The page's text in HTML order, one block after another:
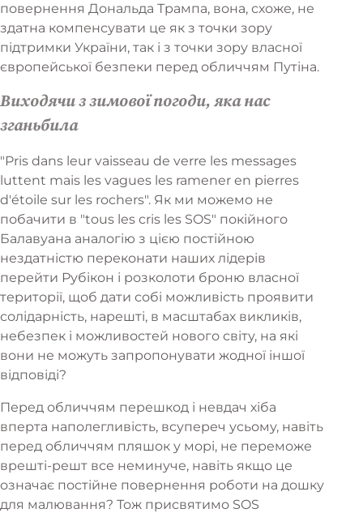
повернення Дональда Трампа, вона, схоже, не
здатна компенсувати це як з точки зору
підтримки України, так і з точки зору власної
європейської безпеки перед обличчям Путіна.
Виходячи з зимової погоди, яка нас
зганьбила
"Pris dans leur vaisseau de verre les messages
luttent mais les vagues les ramener en pierres
d'étoile sur les rochers". Як ми можемо не
побачити в "tous les cris les SOS" покійного
Балавуана аналогію з цією постійною
нездатністю переконати наших лідерів
перейти Рубікон і розколоти броню власної
території, щоб дати собі можливість проявити
солідарність, нарешті, в масштабах викликів,
небезпек і можливостей нового світу, на які
вони не можуть запропонувати жодної іншої
відповіді?
Перед обличчям перешкод і невдач хіба
вперта наполегливість, всупереч усьому, навіть
перед обличчям пляшок у морі, не переможе
врешті-решт все неминуче, навіть якщо це
означає постійне повернення роботи на дошку
для малювання? Тож присвятимо SOS